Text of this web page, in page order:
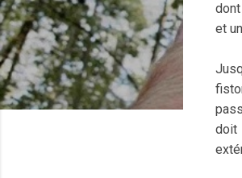
et
doit